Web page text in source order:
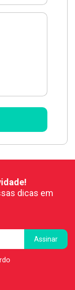
dicas em